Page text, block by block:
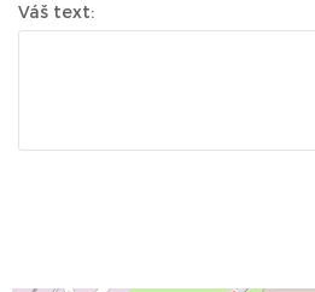
Váš text: